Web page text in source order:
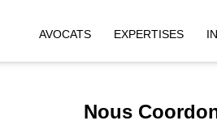
AVOCATS EXPERTISES
Nous